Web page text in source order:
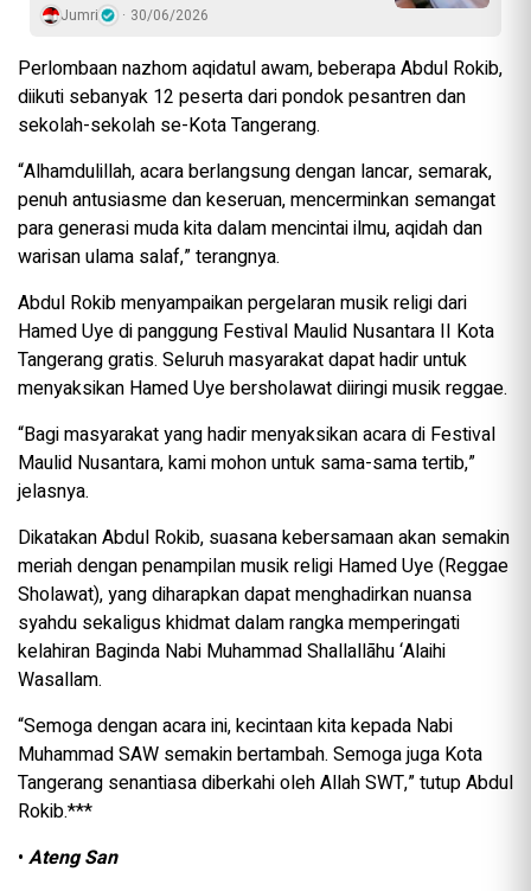
Jumri 30/06/2026
Perlombaan nazhom aqidatul awam, beberapa Abdul Rokib,
diikuti sebanyak 12 peserta dari pondok pesantren dan
sekolah-sekolah se-Kota Tangerang.
“Alhamdulillah, acara berlangsung dengan lancar, semarak,
penuh antusiasme dan keseruan, mencerminkan semangat
para generasi muda kita dalam mencintai ilmu, aqidah dan
warisan ulama salaf,” terangnya.
Abdul Rokib menyampaikan pergelaran musik religi dari
Hamed Uye di panggung Festival Maulid Nusantara II Kota
Tangerang gratis. Seluruh masyarakat dapat hadir untuk
menyaksikan Hamed Uye bersholawat diiringi musik reggae.
“Bagi masyarakat yang hadir menyaksikan acara di Festival
Maulid Nusantara, kami mohon untuk sama-sama tertib,”
jelasnya.
Dikatakan Abdul Rokib, suasana kebersamaan akan semakin
meriah dengan penampilan musik religi Hamed Uye (Reggae
Sholawat), yang diharapkan dapat menghadirkan nuansa
syahdu sekaligus khidmat dalam rangka memperingati
kelahiran Baginda Nabi Muhammad Shallallāhu ‘Alaihi
Wasallam.
“Semoga dengan acara ini, kecintaan kita kepada Nabi
Muhammad SAW semakin bertambah. Semoga juga Kota
Tangerang senantiasa diberkahi oleh Allah SWT,” tutup Abdul
Rokib.***
• Ateng San